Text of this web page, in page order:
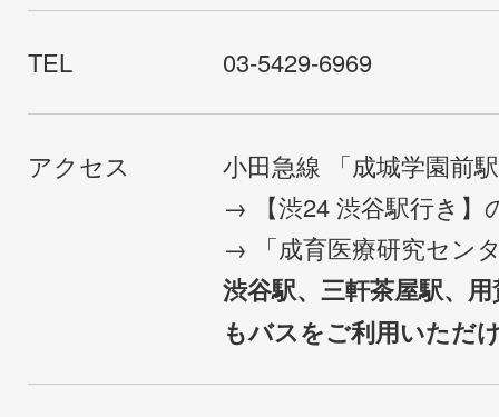
TEL 03-5429-6969
アクセス
小田急線 「成城学園前
→ 【渋24 渋谷駅行き】
→ 「成育医療研究セン
渋谷駅、三軒茶屋駅、
もバスをご利用いただ